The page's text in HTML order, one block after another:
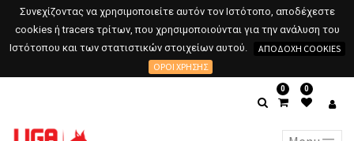
Συνεχίζοντας να χρησιμοποιείτε αυτόν τον Ιστότοπο, αποδέχεστε
cookies ή tracers τρίτων, που χρησιμοποιούνται για την ανάλυση του
Ιστότοπου και των στατιστικών στοιχείων αυτού.
ΑΠΟΔΟΧΉ COOKIES
ΌΡΟΙ ΧΡΉΣΗΣ
0 0